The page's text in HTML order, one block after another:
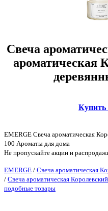
Свеча
ароматическая
Купить
EMERGE Свеча ароматическая
100 Ароматы для дома
Не пропускайте акции и
EMERGE / Свеча ароматическая
/ Свеча ароматическая
подобные товары